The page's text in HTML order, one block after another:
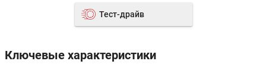
Тест-драйв
Ключевые характеристики